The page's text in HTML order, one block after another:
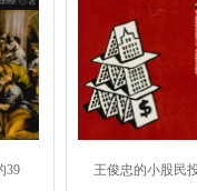
39 王俊忠的小股民